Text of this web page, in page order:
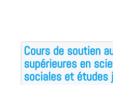
Cours de soutien
supérieures en
sociales et études